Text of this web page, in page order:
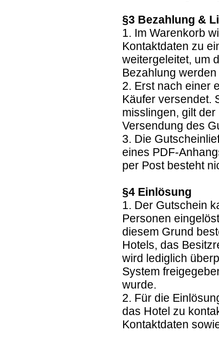
§3 Bezahlung &
1. Im Warenkorb
Kontaktdaten zu
weitergeleitet, um
Bezahlung
2. Erst nach einer
Käufer versendet.
misslingen, gilt
Versendung des
3. Die
eines PDF-
per Post besteht
§4 Einlösung
1. Der Gutschein
Personen
diesem Grund
Hotels, das
wird lediglich
System
wurde.
2. Für die
das Hotel zu
Kontaktdaten